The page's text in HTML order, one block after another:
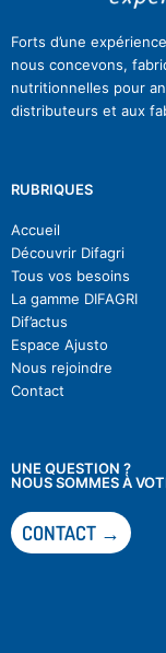
Forts d’une
nous concevons,
nutritionnelles pour
distributeurs et aux
RUBRIQUES
Accueil
Découvrir Difagri
Tous vos besoins
La gamme DIFAGRI
Dif’actus
Espace Ajusto
Nous rejoindre
Contact
UNE QUESTION ?
NOUS SOMMES À
CONTACT →